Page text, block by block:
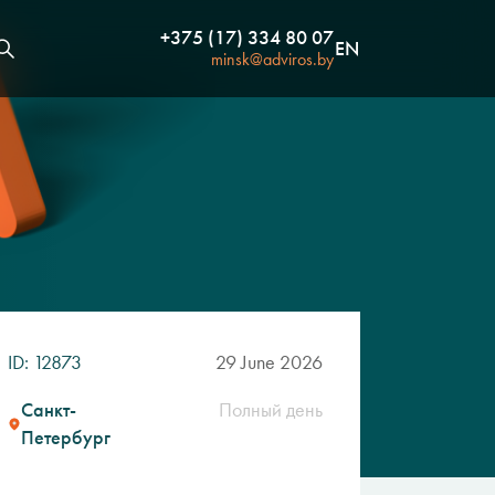
+375 (17) 334 80 07
minsk@adviros.byEN
ID: 12873
29 June 2026
Санкт-
Петербург
Полный день